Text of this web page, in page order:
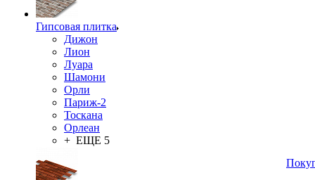
Гипсовая плитка
Дижон
Лион
Луара
Шамони
Орли
Париж-2
Тоскана
Орлеан
+ ЕЩЕ 5